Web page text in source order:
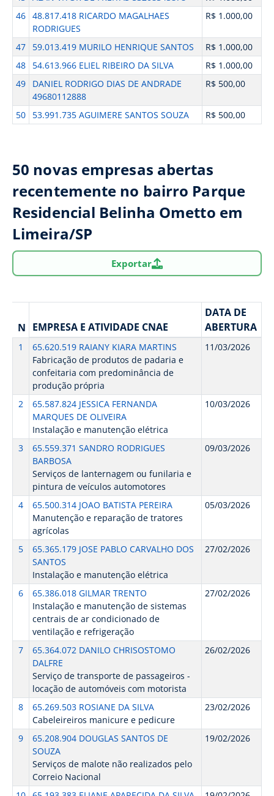
46 48.817.418 RICARDO MAGALHAES
RODRIGUES
R$ 1.000,00
47 59.013.419 MURILO HENRIQUE SANTOS
R$ 1.000,00
48
54.613.966 ELIEL RIBEIRO DA SILVA
R$ 1.000,00
49
DANIEL RODRIGO DIAS DE ANDRADE
49680112888
R$ 500,00
50 53.991.735 AGUIMERE SANTOS SOUZA R$ 500,00
50 novas empresas abertas
recentemente no bairro Parque
Residencial Belinha Ometto em
Limeira/SP
Exportar
N EMPRESA E ATIVIDADE CNAE
DATA DE
ABERTURA
1
65.620.519 RAIANY KIARA MARTINS
Fabricação de produtos de padaria e
confeitaria com predominância de
produção própria
11/03/2026
2
65.587.824 JESSICA FERNANDA
MARQUES DE OLIVEIRA
Instalação e manutenção elétrica
10/03/2026
3
65.559.371 SANDRO RODRIGUES
BARBOSA
Serviços de lanternagem ou funilaria e
pintura de veículos automotores
09/03/2026
4
65.500.314 JOAO BATISTA PEREIRA
Manutenção e reparação de tratores
agrícolas
05/03/2026
5
65.365.179 JOSE PABLO CARVALHO DOS
SANTOS
Instalação e manutenção elétrica
27/02/2026
6
65.386.018 GILMAR TRENTO
Instalação e manutenção de sistemas
centrais de ar condicionado de
ventilação e refrigeração
27/02/2026
7
65.364.072 DANILO CHRISOSTOMO
DALFRE
Serviço de transporte de passageiros -
locação de automóveis com motorista
26/02/2026
8
65.269.503 ROSIANE DA SILVA
Cabeleireiros manicure e pedicure
23/02/2026
9
65.208.904 DOUGLAS SANTOS DE
SOUZA
Serviços de malote não realizados pelo
Correio Nacional
19/02/2026